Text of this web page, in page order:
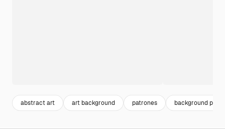
abstract art art background patrones background